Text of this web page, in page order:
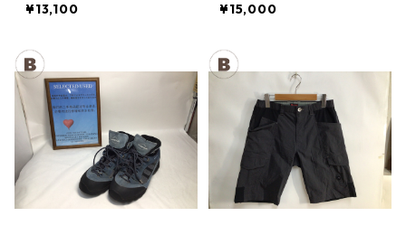
ティトンブーツ メンズ GR
¥13,100 ¥15,000